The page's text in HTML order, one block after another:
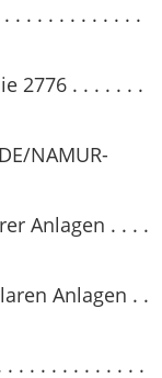
. . . . . . . . . . . .
2776 . . . . . . .
NAMUR-
Anlagen . . . .
Anlagen . .
. . . . . . . . . . . .